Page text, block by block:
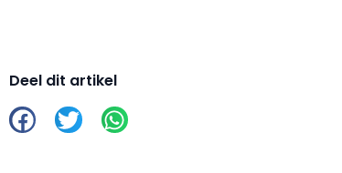
Deel dit artikel